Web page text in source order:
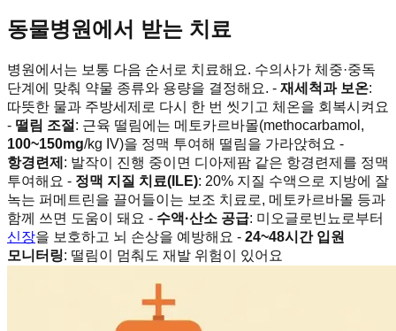
동물병원에서 받는 치료
병원에서는 보통 다음 순서로 치료해요. 수의사가 체중·중독
단계에 맞춰 약물 종류와 용량을 결정해요. - 재세척과 보온:
따뜻한 물과 주방세제로 다시 한 번 씻기고 체온을 회복시켜요
- 떨림 조절 : 근육 떨림에는 메토카르바몰(methocarbamol,
100~150mg/kg IV)을 정맥 투여해 떨림을 가라앉혀요 -
항경련제 : 발작이 진행 중이면 디아제팜 같은 항경련제를 정맥
투여해요 - 정맥 지질 치료(ILE): 20% 지질 수액으로 지방에 잘
녹는 퍼메트린을 끌어들이는 보조 치료로, 메토카르바몰 등과
함께 쓰면 도움이 돼요 - 수액·산소 공급: 미오글로빈뇨로부터
신장을 보호하고 뇌 손상을 예방해요 - 24~48시간 입원
모니터링: 떨림이 멈춰도 재발 위험이 있어요